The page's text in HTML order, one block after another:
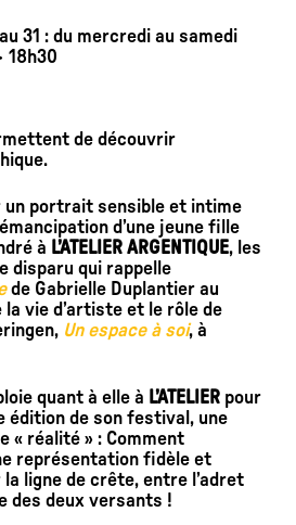
31 : du mercredi au samedi
18h30
de découvrir
un portrait sensible et intime
d’une jeune fille
à L’ATELIER ARGENTIQUE, les
disparu qui rappelle
de Gabrielle Duplantier au
vie d’artiste et le rôle de
Un espace à soi, à
quant à elle à L’ATELIER pour
édition de son festival, une
« réalité » : Comment
représentation fidèle et
ligne de crête, entre l’adret
des deux versants !